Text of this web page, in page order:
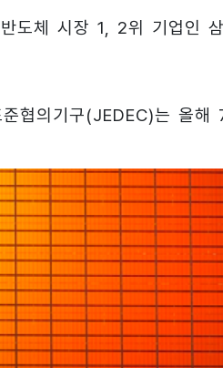
도체 시장 1, 2위 기업인
협의기구(JEDEC)는 올해